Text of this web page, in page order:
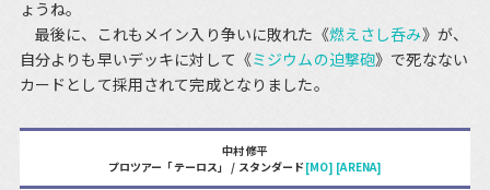
ょうね。
最後に、これもメイン入り争いに敗れた《燃えさし呑み》が、
自分よりも早いデッキに対して《ミジウムの迫撃砲》で死なない
カードとして採用されて完成となりました。
中村 修平
プロツアー「テーロス」 / スタンダード[MO] [ARENA]